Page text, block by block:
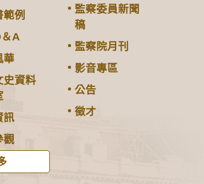
範例
A
華
史資料
訊
觀
監察委員新聞
稿
監察院月刊
影音專區
公告
徵才